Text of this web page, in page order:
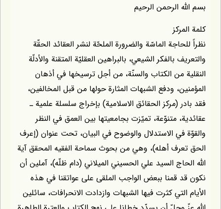
الرحمن الرحيم
الماسّة والضرورة الملحّة لنشر العقائد الحقّة
بالفكر الشيعي، بالبراهين العقليّة المتقنة والأدلّة
من الكتاب والسنّة، من أجل ترسيخها في أذهان
ودفع الشبهات المثارة حولها من قبل المخالفين،
(مركز الحقائق الاسلامية) بإخراج سلسلة علمية ـ
متنوّعة، تميّزت بجامعيتها بين العمق في النظر
في الاستدلال والوضوح في البيان، تحت عنوان (إعرف
أهله)، وهي من بحوث سماحة الفقيه المحقق آية
السيد علي الحسيني الميلاني (دام ظلّه)، آملين أن
قمنا ببعض الواجب الملقى على عواتقنا في هذه
كثرت فيها الشبهات وازدادت الانحرافات، سائلين